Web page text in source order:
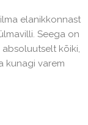
elanikkonnast
Seega on
kõiki,
kunagi varem